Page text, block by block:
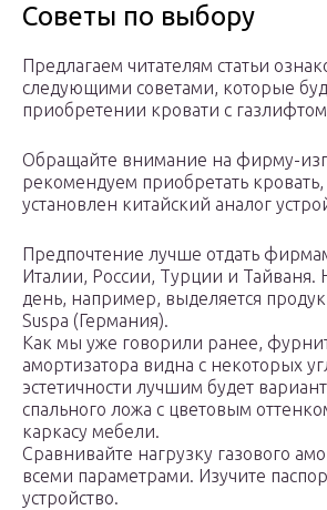
Советы по выбору
Предлагаем читателям статьи
следующими советами, которые
приобретении кровати с
Обращайте внимание на фирму-
рекомендуем приобретать
установлен китайский аналог
Предпочтение лучше отдать
Италии, России, Турции и Тайваня.
день, например, выделяется
Suspa (Германия).
Как мы уже говорили ранее,
амортизатора видна с некоторых
эстетичности лучшим будет
спального ложа с цветовым
каркасу мебели.
Сравнивайте нагрузку газового
всеми параметрами. Изучите
устройство.